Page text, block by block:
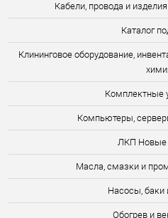
Кабели, провода и
Каталог
Клининговое оборудование,
Комплектные
Компьютеры,
ЛКП Новые
Масла, смазки и
Насосы, баки
Обогрев и